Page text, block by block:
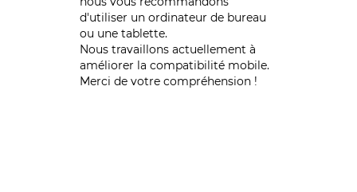
d'utiliser un ordinateur de bureau
ou une tablette.
Nous travaillons actuellement à
améliorer la compatibilité mobile.
Merci de votre compréhension !